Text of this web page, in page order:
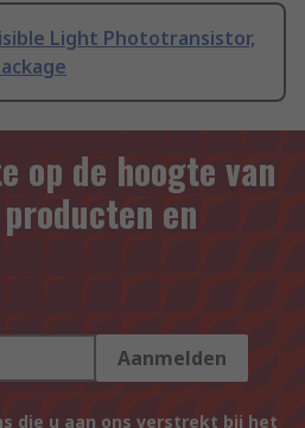
Light Phototransistor,
op de hoogte van
en
Aanmelden
die u aan ons verstrekt bij het